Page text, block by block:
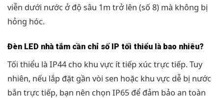
viễn dưới nước ở độ sâu 1m trở lên (số 8) mà không bị
hỏng hóc.
Đèn LED nhà tắm cần chỉ số IP tối thiểu là bao nhiêu?
Tối thiểu là IP44 cho khu vực ít tiếp xúc trực tiếp. Tuy
nhiên, nếu lắp đặt gần vòi sen hoặc khu vực dễ bị nước
bắn trực tiếp, bạn nên chọn IP65 để đảm bảo an toàn